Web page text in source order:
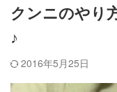
クンニのやり
♪
2016年5月25日